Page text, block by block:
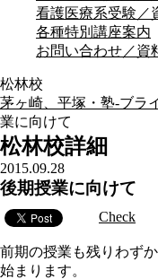
看護医療系受験／
各種特別講座案内
お問い合わせ／資
松林校
茅ヶ崎、平塚・塾-ブラ
業に向けて
松林校詳細
2015.09.28
後期授業に向けて
Check
前期の授業も残りわず
始まります。